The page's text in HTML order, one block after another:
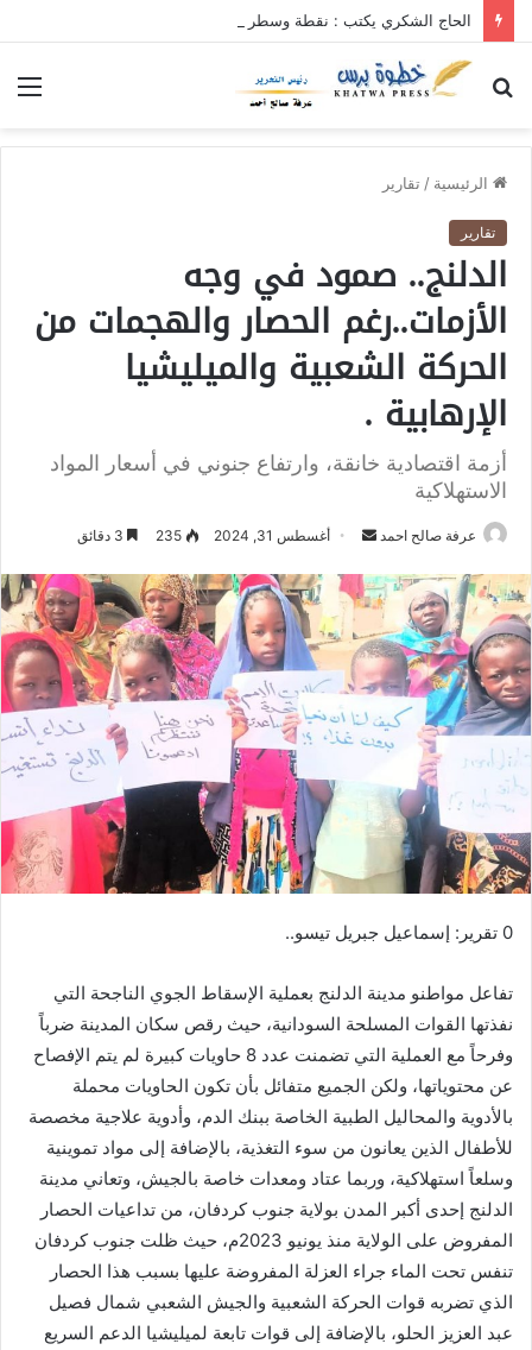
الرئيسية / تقارير
تقارير
الدلنج.. صمود في وجه
الأزمات..رغم الحصار والهجمات من
الحركة الشعبية والميليشيا
الإرهابية .
أزمة اقتصادية خانقة، وارتفاع جنوني في أسعار المواد
الاستهلاكية
عرفة صالح احمد
س
ل
ب
ل
ت
و
ي
ا
أغسطس 31, 2024 235
0 تقرير: إسماعيل جبريل تيسو..
تفاعل مواطنو مدينة الدلنج بعملية الإسقاط الجوي الناجحة التي
نفذتها القوات المسلحة السودانية، حيث رقص سكان المدينة ضرباً
وفرحاً مع العملية التي تضمنت عدد 8 حاويات كبيرة لم يتم الإفصاح
عن محتوياتها، ولكن الجميع متفائل بأن تكون الحاويات محملة
بالأدوية والمحاليل الطبية الخاصة ببنك الدم، وأدوية علاجية مخصصة
للأطفال الذين يعانون من سوء التغذية، بالإضافة إلى مواد تموينية
وسلعاً استهلاكية، وربما عتاد ومعدات خاصة بالجيش، وتعاني مدينة
الدلنج إحدى أكبر المدن بولاية جنوب كردفان، من تداعيات الحصار
المفروض على الولاية منذ يونيو 2023م، حيث ظلت جنوب كردفان
تنفس تحت الماء جراء العزلة المفروضة عليها بسبب هذا الحصار
الذي تضربه قوات الحركة الشعبية والجيش الشعبي شمال فصيل
عبد العزيز الحلو، بالإضافة إلى قوات تابعة لميليشيا الدعم السريع